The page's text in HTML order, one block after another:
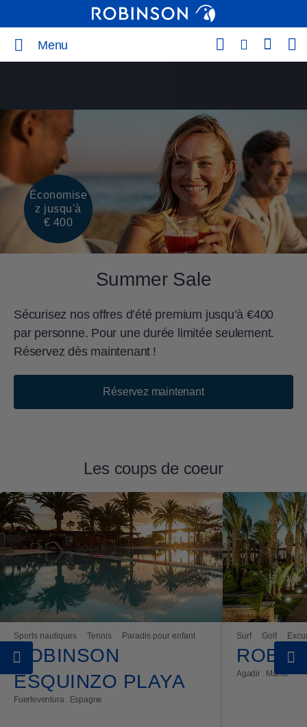
Menu
Économise
z jusqu'à
€ 400
Summer Sale
Sécurisez nos offres d’été premium jusqu’à €400
par personne. Pour une durée limitée seulement.
Réservez dès maintenant !
Réservez maintenant
Les coups de coeur
Sports nautiques Tennis Paradis pour enfant
ROBINSON
ESQUINZO PLAYA
Fuerteventura . Espagne
Surf Golf
Agadir . Maroc